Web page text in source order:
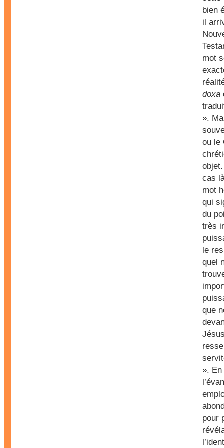
bien
il
mot
doxa
».
ou le
cas
mot
qui
du
très
le
quel
que
».
pour